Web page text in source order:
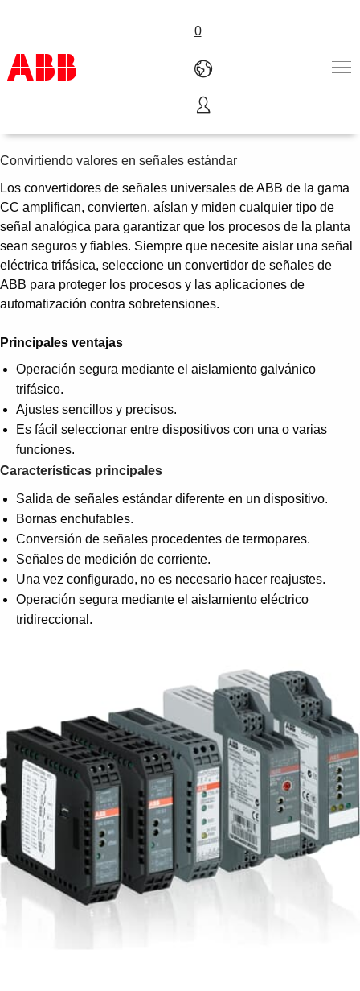
0
Produits & Services
A propos
Où acheter
Contactez-nous
Carrières
Suggestions
Products
See more products
Shopping list preview
0
Convertidores de señal
Convirtiendo valores en señales estándar
Los convertidores de señales universales de ABB de la gama
CC amplifican, convierten, aíslan y miden cualquier tipo de
señal analógica para garantizar que los procesos de la planta
sean seguros y fiables. Siempre que necesite aislar una señal
eléctrica trifásica, seleccione un convertidor de señales de
ABB para proteger los procesos y las aplicaciones de
automatización contra sobretensiones.
Principales ventajas
Operación segura mediante el aislamiento galvánico
trifásico.
Ajustes sencillos y precisos.
Es fácil seleccionar entre dispositivos con una o varias
funciones.
Características principales
Salida de señales estándar diferente en un dispositivo.
Bornas enchufables.
Conversión de señales procedentes de termopares.
Señales de medición de corriente.
Una vez configurado, no es necesario hacer reajustes.
Operación segura mediante el aislamiento eléctrico
tridireccional.